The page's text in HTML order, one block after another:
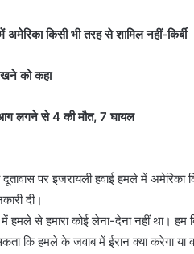
किसी भी तरह से शामिल नहीं-किर्बी
को कहा
आग लगने से 4 की मौत, 7 घायल
दूतावास पर इजरायली हवाई हमले में
दी।
में हमले से हमारा कोई लेना-देना नहीं था।
कि हमले के जवाब में ईरान क्या करेगा या